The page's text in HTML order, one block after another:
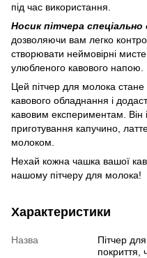
під час використання.
Носик пітчера
дозволяючи вам легко
створювати неймовірні
улюбленого кавового напою.
Цей пітчер для молока
кавового обладнання і
кавовим експериментам. Він
приготування капучино,
молоком.
Нехай кожна чашка вашої
нашому пітчеру для молока!
Характеристики
Назва
Пітчер
покриття,